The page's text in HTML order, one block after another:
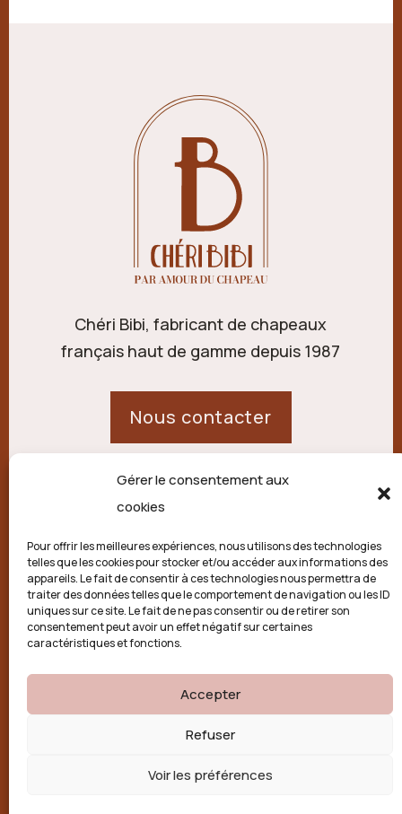
Gérer le consentement aux
cookies
Pour offrir les meilleures expériences, nous utilisons des technologies
telles que les cookies pour stocker et/ou accéder aux informations des
appareils. Le fait de consentir à ces technologies nous permettra de
traiter des données telles que le comportement de navigation ou les ID
uniques sur ce site. Le fait de ne pas consentir ou de retirer son
consentement peut avoir un effet négatif sur certaines
caractéristiques et fonctions.
Accepter
Refuser
Voir les préférences
Chéri Bibi, fabricant de chapeaux
français haut de gamme depuis 1987
Nous contacter
21 route de Palisse,
Politique de confidentialité
Conditions générales